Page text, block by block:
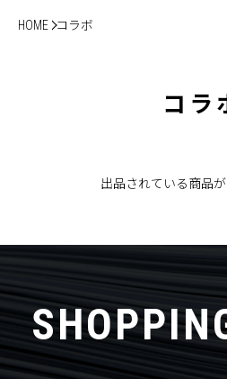
HOME コラボ
コラ
出品されている商品が